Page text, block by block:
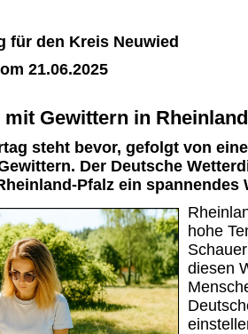
für den Kreis Neuwied
21.06.2025
mit Gewittern in
steht bevor, gefolgt von
Der Deutsche
Pfalz ein spannendes
hohe
diesen